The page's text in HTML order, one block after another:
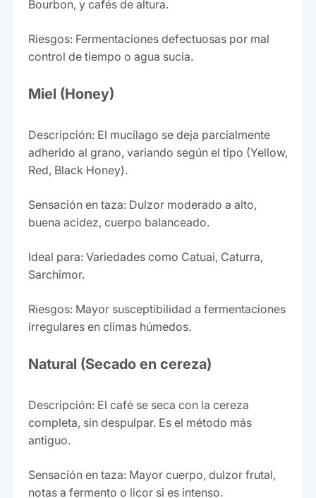
Bourbon, y cafés de altura.
Riesgos: Fermentaciones defectuosas por mal
control de tiempo o agua sucia.
Miel (Honey)
Descripción: El mucílago se deja parcialmente
adherido al grano, variando según el tipo (Yellow,
Red, Black Honey).
Sensación en taza: Dulzor moderado a alto,
buena acidez, cuerpo balanceado.
Ideal para: Variedades como Catuai, Caturra,
Sarchimor.
Riesgos: Mayor susceptibilidad a fermentaciones
irregulares en climas húmedos.
Natural (Secado en cereza)
Descripción: El café se seca con la cereza
completa, sin despulpar. Es el método más
antiguo.
Sensación en taza: Mayor cuerpo, dulzor frutal,
notas a fermento o licor si es intenso.